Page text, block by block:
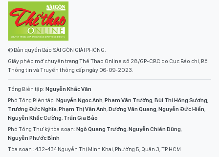
© Bản quyền Báo SÀI GÒN GIẢI PHÓNG.
Giấy phép mở chuyên trang Thể Thao Online số 28/GP-CBC do Cục Báo chí, Bộ
Thông tin và Truyền thông cấp ngày 06-09-2023.
Tổng Biên tập: Nguyễn Khắc Văn
Phó Tổng Biên tập: Nguyễn Ngọc Anh,Phạm Văn Trường,Bùi Thị Hồng Sương,
Trương Đức Nghĩa,Phạm Thị Vân Anh,Dương Văn Quang,Nguyễn Đức Hiển,
Nguyễn Khắc Cường, Trần Gia Bảo
Phó Tổng Thư ký tòa soạn: Ngô Quang Trưởng,Nguyễn Chiến Dũng,
Nguyễn Phước Bình
Tòa soạn : 432-434 Nguyễn Thị Minh Khai, Phường 5, Quận 3, TP.HCM